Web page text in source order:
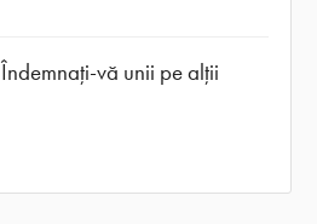
Îndemnați-vă unii pe alții